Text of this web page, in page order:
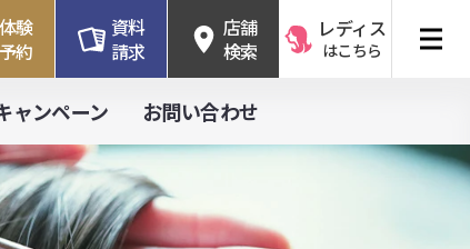
体験
予約
資料
請求
店舗
検索
レディス
はこちら
ャンペーン お問い合わせ